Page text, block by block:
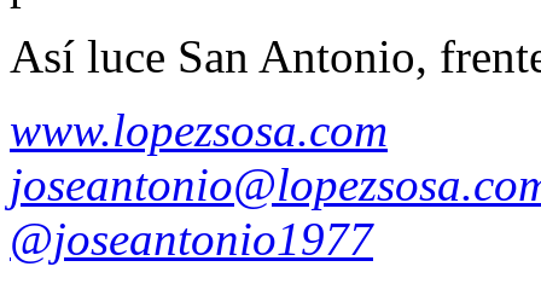
Así luce San Antonio,
www.lopezsosa.com
@joseantonio1977